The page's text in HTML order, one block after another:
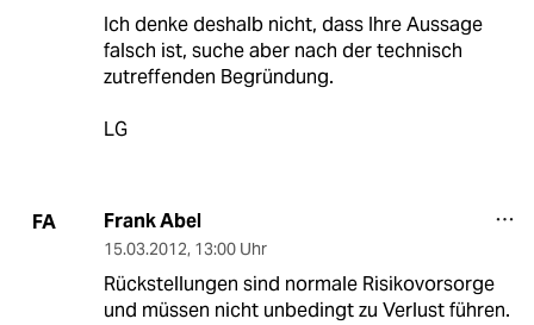
Ich denke deshalb nicht, dass Ihre Aussage
falsch ist, suche aber nach der technisch
zutreffenden Begründung.
LG
FA Frank Abel
15.03.2012, 13:00 Uhr
Rückstellungen sind normale Risikovorsorge
und müssen nicht unbedingt zu Verlust führen.